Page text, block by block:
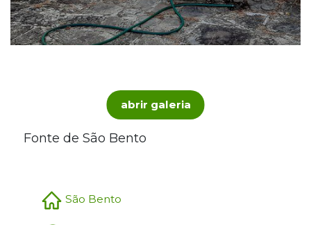
abrir galeria
Fonte de São Bento
São Bento